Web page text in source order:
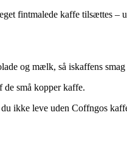
fintmalede kaffe tilsættes –
og mælk, så iskaffens smag
de små kopper kaffe.
ikke leve uden Coffngos